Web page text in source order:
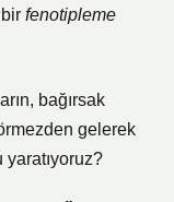
fenotipleme
bağırsak
gelerek
yaratıyoruz?